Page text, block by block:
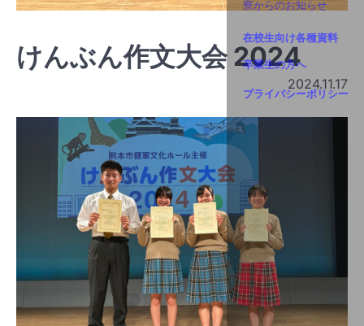
けんぶん作文大会 2024
2024.11.17